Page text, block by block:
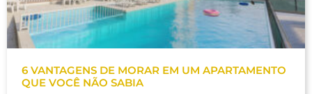
6 VANTAGENS DE MORAR EM UM APARTAMENTO
QUE VOCÊ NÃO SABIA